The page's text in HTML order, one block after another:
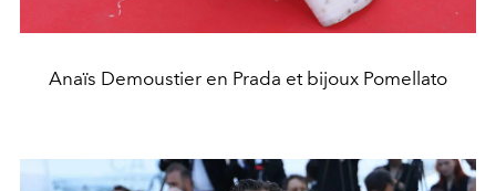
Anaïs Demoustier en Prada et bijoux Pomellato